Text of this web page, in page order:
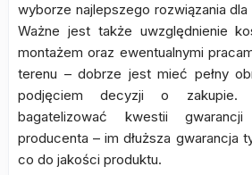
wyborze najlepszego rozwiązania
Ważne jest także uwzględnienie
montażem oraz ewentualnymi
terenu – dobrze jest mieć pełny
podjęciem decyzji o zakupie.
bagatelizować kwestii
producenta – im dłuższa gwarancja
co do jakości produktu.